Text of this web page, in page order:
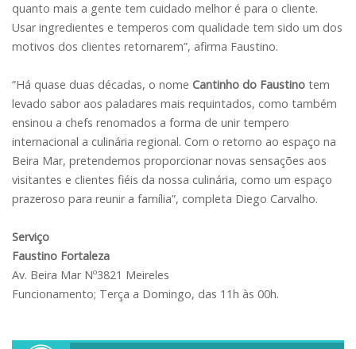
quanto mais a gente tem cuidado melhor é para o cliente.
Usar ingredientes e temperos com qualidade tem sido um dos
motivos dos clientes retornarem”, afirma Faustino.
“Há quase duas décadas, o nome Cantinho do Faustino tem
levado sabor aos paladares mais requintados, como também
ensinou a chefs renomados a forma de unir tempero
internacional a culinária regional. Com o retorno ao espaço na
Beira Mar, pretendemos proporcionar novas sensações aos
visitantes e clientes fiéis da nossa culinária, como um espaço
prazeroso para reunir a família”, completa Diego Carvalho.
Serviço
Faustino Fortaleza
Av. Beira Mar Nº3821 Meireles
Funcionamento; Terça a Domingo, das 11h às 00h.